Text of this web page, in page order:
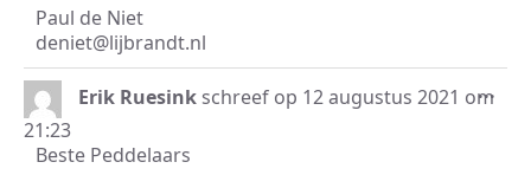
Paul de Niet
deniet@lijbrandt.nl
Erik Ruesink schreef op 12 augustus 2021 om
21:23
Beste Peddelaars
...